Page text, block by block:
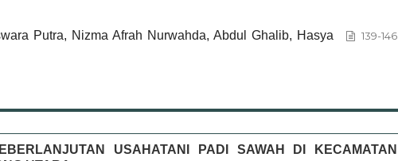
Putra, Nizma Afrah Nurwahda, Abdul Ghalib, Hasya
139-146
USAHATANI PADI SAWAH DI KECAMATAN